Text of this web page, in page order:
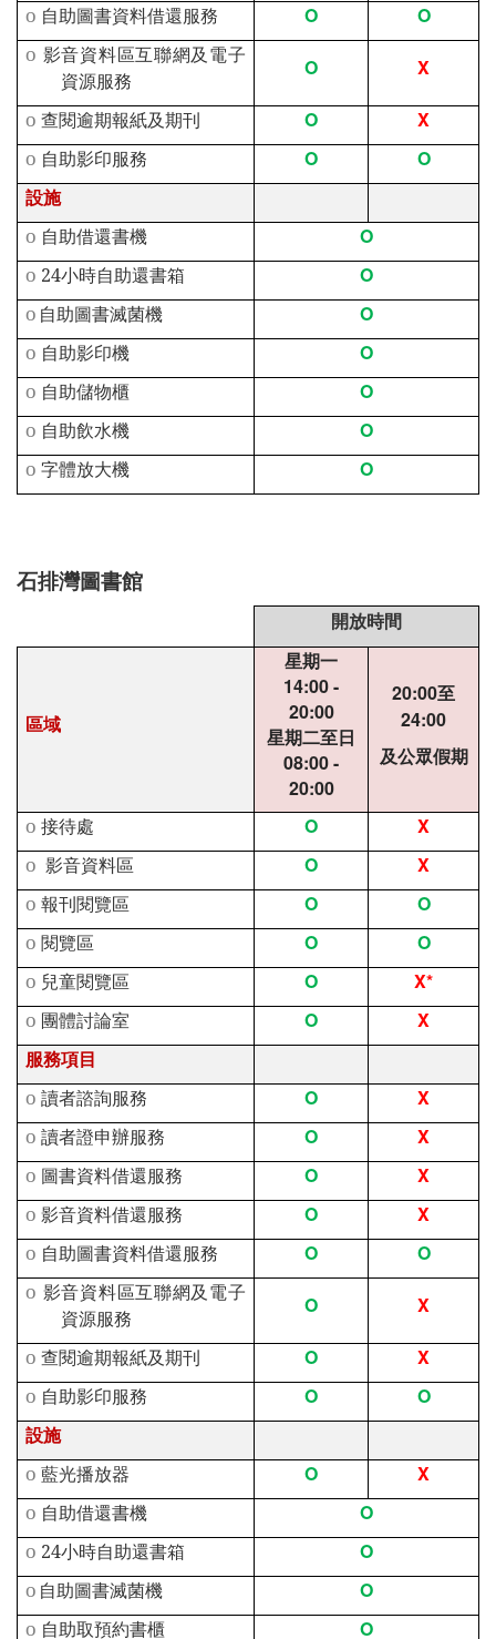
o 自助圖書資料借還服務 O O
o 影音資料區互聯網及電子
資源服務
O X
o 查閱逾期報紙及期刊 O X
o 自助影印服務 O O
設施
o 自助借還書機 O
o 24小時自助還書箱 O
o 自助圖書滅菌機 O
o 自助影印機 O
o 自助儲物櫃 O
o 自助飲水機 O
o 字體放大機 O
石排灣圖書館
開放時間
區域
星期一
14:00 -
20:00
星期二至日
08:00 -
20:00
20:00至
24:00
及公眾假期
o 接待處 O X
o 影音資料區 O X
o 報刊閱覽區 O O
o 閱覽區 O O
o 兒童閱覽區 O X*
o 團體討論室 O X
服務項目
o 讀者諮詢服務 O X
o 讀者證申辦服務 O X
o 圖書資料借還服務 O X
o 影音資料借還服務 O X
o 自助圖書資料借還服務 O O
o 影音資料區互聯網及電子
資源服務
O X
o 查閱逾期報紙及期刊 O X
o 自助影印服務 O O
設施
o 藍光播放器 O X
o 自助借還書機 O
o 24小時自助還書箱 O
o 自助圖書滅菌機 O
o 自助取預約書櫃 O